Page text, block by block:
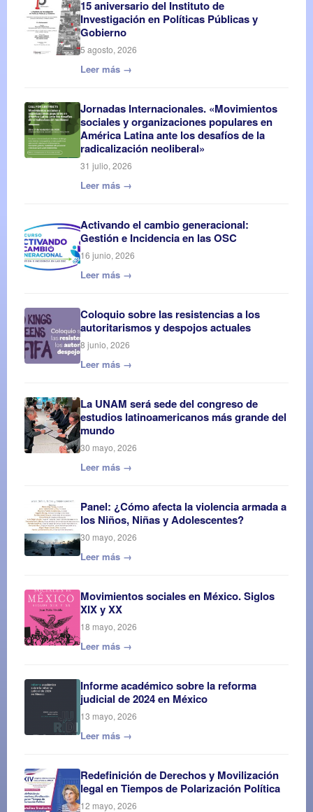
15 aniversario del Instituto de
Investigación en Políticas Públicas y
Gobierno
5 agosto, 2026
Leer más →
Jornadas Internacionales. «Movimientos
sociales y organizaciones populares en
América Latina ante los desafíos de la
radicalización neoliberal»
31 julio, 2026
Leer más →
Activando el cambio generacional:
Gestión e Incidencia en las OSC
16 junio, 2026
Leer más →
Coloquio sobre las resistencias a los
autoritarismos y despojos actuales
8 junio, 2026
Leer más →
La UNAM será sede del congreso de
estudios latinoamericanos más grande del
mundo
30 mayo, 2026
Leer más →
Panel: ¿Cómo afecta la violencia armada a
los Niños, Niñas y Adolescentes?
30 mayo, 2026
Leer más →
Movimientos sociales en México. Siglos
XIX y XX
18 mayo, 2026
Leer más →
Informe académico sobre la reforma
judicial de 2024 en México
13 mayo, 2026
Leer más →
Redefinición de Derechos y Movilización
legal en Tiempos de Polarización Política
12 mayo, 2026